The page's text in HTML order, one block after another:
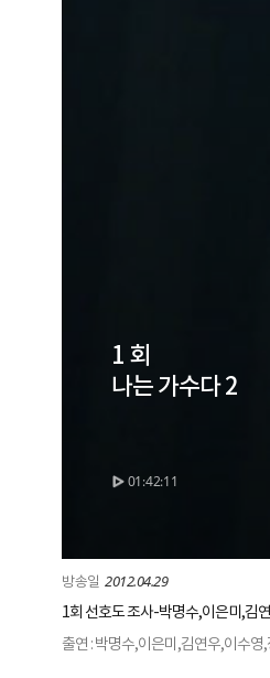
1 회
나는 가수다 2
01:42:11
2012.04.29
1회 선호도 조사-박명수,이은미,김
출연 : 박명수,이은미,김연우,이수